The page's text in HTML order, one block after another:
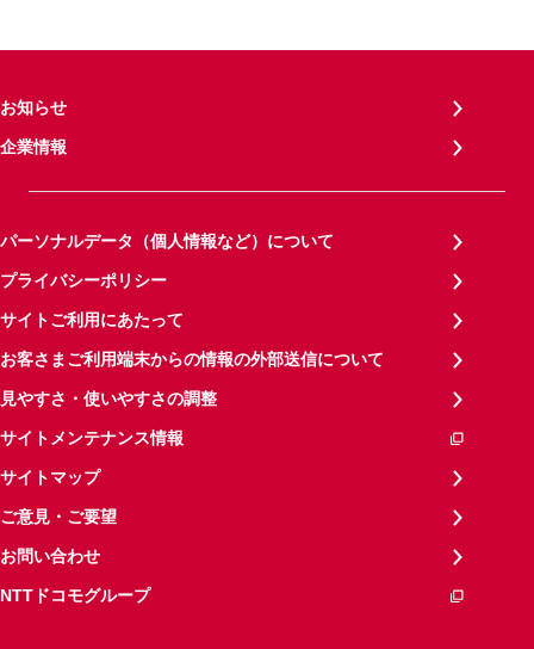
お知らせ
企業情報
パーソナルデータ（個人情報など）について
プライバシーポリシー
サイトご利用にあたって
お客さまご利用端末からの情報の外部送信について
見やすさ・使いやすさの調整
サイトメンテナンス情報
サイトマップ
ご意見・ご要望
お問い合わせ
NTTドコモグループ